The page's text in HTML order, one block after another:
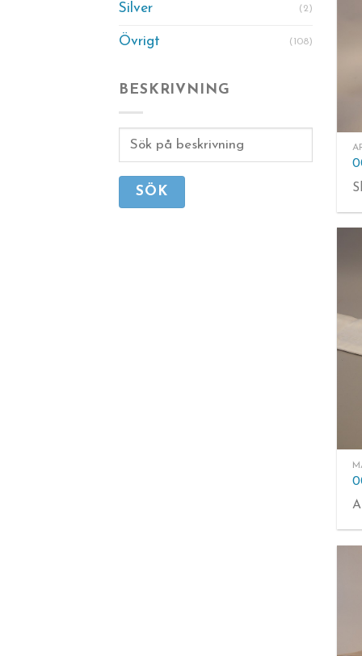
Silver (2)
Övrigt (108)
BESKRIVNING
SÖK